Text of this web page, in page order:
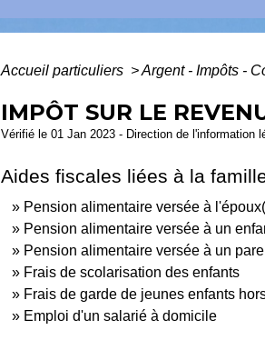
Accueil particuliers > Argent - Impôts -
IMPÔT SUR LE
Vérifié le 01 Jan 2023 - Direction de l'information
Aides fiscales liées à la
Pension alimentaire versée à
Pension alimentaire versée à un
Pension alimentaire versée à un
Frais de scolarisation des enfants
Frais de garde de jeunes enfants
Emploi d'un salarié à domicile